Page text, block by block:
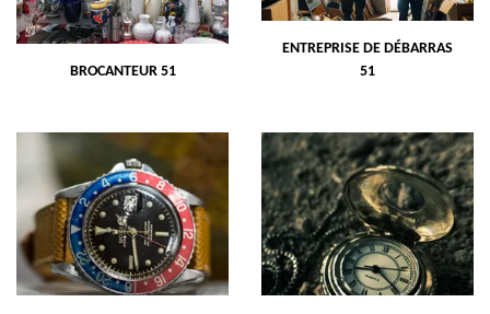
BROCANTEUR 51
ENTREPRISE DE DÉBARRAS
51